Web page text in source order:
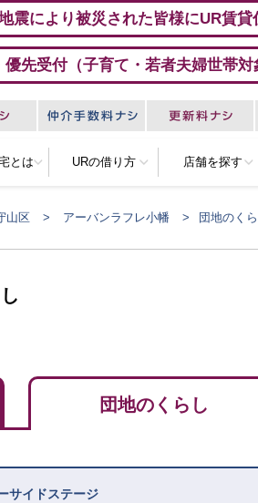
震により被災された皆様にUR賃貸
先受付（子育て・若者夫婦世帯対
とは URの借り方 店舗を探す
山区 アーバンラフレ小幡 団地のく
団地のくらし
サイドステージ